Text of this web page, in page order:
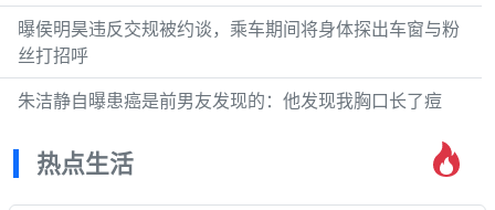
曝侯明昊违反交规被约谈，乘车期间将身体探出车窗与粉
丝打招呼
朱洁静自曝患癌是前男友发现的：他发现我胸口长了痘
热点生活